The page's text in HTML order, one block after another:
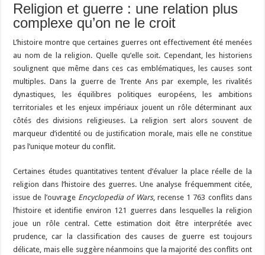
Religion et guerre : une relation plus
complexe qu’on ne le croit
L’histoire montre que certaines guerres ont effectivement été menées
au nom de la religion. Quelle qu’elle soit. Cependant, les historiens
soulignent que même dans ces cas emblématiques, les causes sont
multiples. Dans la guerre de Trente Ans par exemple, les rivalités
dynastiques, les équilibres politiques européens, les ambitions
territoriales et les enjeux impériaux jouent un rôle déterminant aux
côtés des divisions religieuses. La religion sert alors souvent de
marqueur d’identité ou de justification morale, mais elle ne constitue
pas l’unique moteur du conflit.
Certaines études quantitatives tentent d’évaluer la place réelle de la
religion dans l’histoire des guerres. Une analyse fréquemment citée,
issue de l’ouvrage Encyclopedia of Wars, recense 1 763 conflits dans
l’histoire et identifie environ 121 guerres dans lesquelles la religion
joue un rôle central. Cette estimation doit être interprétée avec
prudence, car la classification des causes de guerre est toujours
délicate, mais elle suggère néanmoins que la majorité des conflits ont